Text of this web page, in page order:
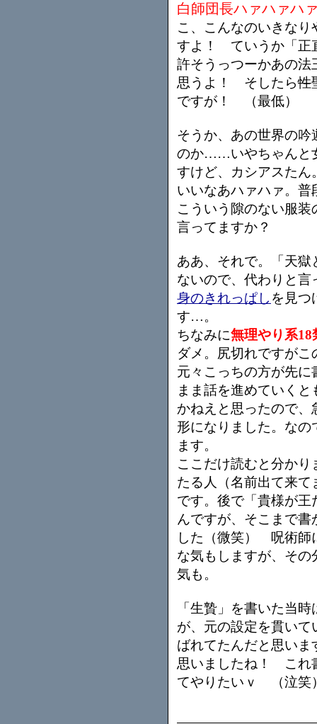
白師団長ハァハァハ
こ、こんなのいきな
すよ！ ていうか「正
許そうっつーかあの法
思うよ！ そしたら性
ですが！ （最低）
そうか、あの世界の
のか……いやちゃんと
すけど、カシアスたん
いいなあハァハァ。
こういう隙のない服
言ってますか？
ああ、それで。「天
ないので、代わりと言
身のきれっぱし を見つ
す…。
ちなみに無理やり系18
ダメ。尻切れですが
元々こっちの方が先
まま話を進めていく
かねえと思ったので
形になりました。な
ます。
ここだけ読むと分か
たる人（名前出て来
です。後で「貴様が王
んですが、そこまで
した（微笑） 呪術師
な気もしますが、そ
気も。
「生贄」を書いた当
が、元の設定を貫い
ばれてたんだと思い
思いましたね！ これ
てやりたいｖ （泣笑